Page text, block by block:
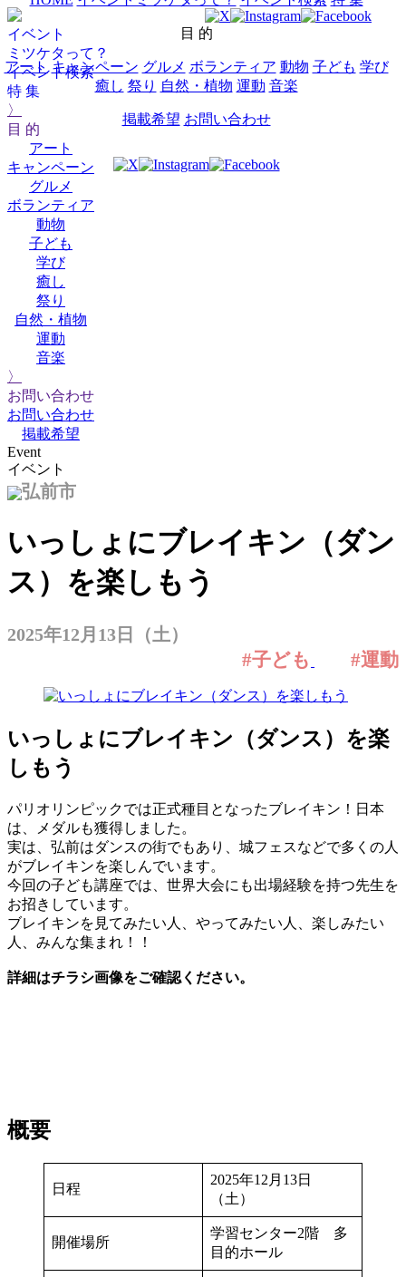
イベント
ミツケタって？
イベント検索
特 集
〉
目 的
アート
キャンペーン
グルメ
ボランティア
動物
子ども
学び
癒し
祭り
自然・植物
運動
音楽
〉
お問い合わせ
お問い合わせ
掲載希望
目 的
アート キャンペーン グルメ ボランティア 動物 子ども 学び
癒し 祭り 自然・植物 運動 音楽
掲載希望 お問い合わせ
Event
イベント
弘前市
いっしょにブレイキン（ダン
ス）を楽しもう
2025年12月13日（土）
#子ども #運動
いっしょにブレイキン（ダンス）を楽
しもう
パリオリンピックでは正式種目となったブレイキン！日本
は、メダルも獲得しました。
実は、弘前はダンスの街でもあり、城フェスなどで多くの人
がブレイキンを楽しんでいます。
今回の子ども講座では、世界大会にも出場経験を持つ先生を
お招きしています。
ブレイキンを見てみたい人、やってみたい人、楽しみたい
人、みんな集まれ！！
詳細はチラシ画像をご確認ください。
概要
日程
2025年12月13日
（土）
開催場所
学習センター2階 多
目的ホール